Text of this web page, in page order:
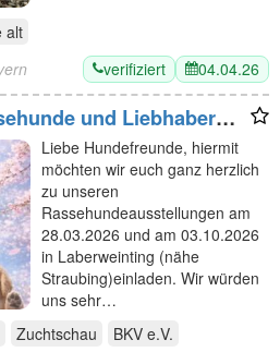
alt
verifiziert 04.04.26
und Liebhaber
Liebe Hundefreunde, hiermit
möchten wir euch ganz herzlich
zu unseren
Rassehundeausstellungen am
28.03.2026 und am 03.10.2026
in Laberweinting (nähe
Straubing)einladen. Wir würden
uns sehr…
Zuchtschau
BKV e.V.